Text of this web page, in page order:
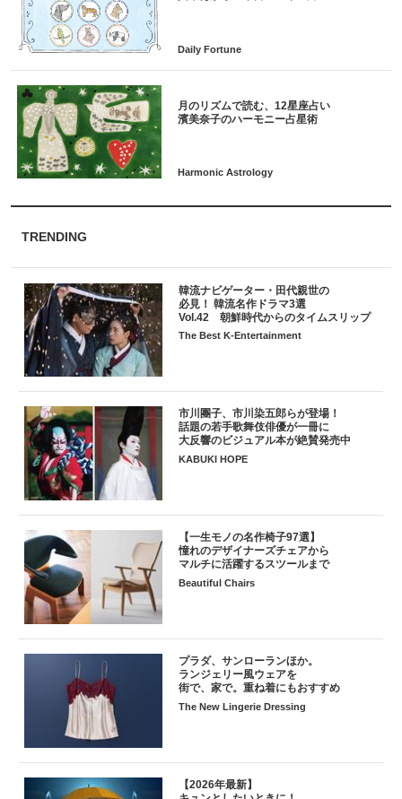
月のリズムで読む、12星座占い
TRENDING
韓流ナビゲーター・田代親世の
必見！ 韓流名作ドラマ3選
Vol.42 朝鮮時代からのタイムスリップ
The Best K-Entertainment
市川團子、市川染五郎らが登場！
話題の若手歌舞伎俳優が一冊に
大反響のビジュアル本が絶賛発売中
KABUKI HOPE
【一生モノの名作椅子97選】
憧れのデザイナーズチェアから
マルチに活躍するスツールまで
Beautiful Chairs
プラダ、サンローランほか。
ランジェリー風ウェアを
街で、家で。重ね着にもおすすめ
The New Lingerie Dressing
【2026年最新】